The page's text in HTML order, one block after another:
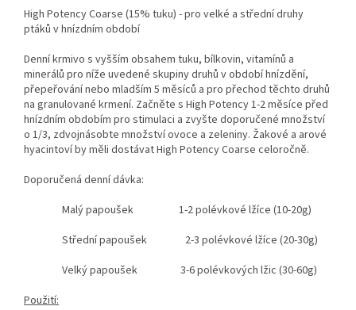
High Potency Coarse (15% tuku) - pro velké a střední druhy
ptáků v hnízdním období
Denní krmivo s vyšším obsahem tuku, bílkovin, vitamínů a
minerálů pro níže uvedené skupiny druhů v období hnízdění,
přepeřování nebo mladším 5 měsíců a pro přechod těchto druhů
na granulované krmení. Začněte s High Potency 1-2 měsíce před
hnízdním obdobím pro stimulaci a zvyšte doporučené množství
o 1/3, zdvojnásobte množství ovoce a zeleniny. Žakové a arové
hyacintoví by měli dostávat High Potency Coarse celoročně.
Doporučená denní dávka:
Malý papoušek 1-2 polévkové lžíce (10-20g)
Střední papoušek 2-3 polévkové lžíce (20-30g)
Velký papoušek 3-6 polévkových lžic (30-60g)
Použití: